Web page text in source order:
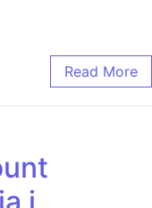
Read More